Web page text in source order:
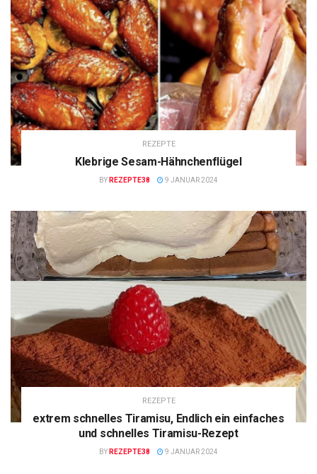
REZEPTE
Klebrige Sesam-Hähnchenflügel
BY REZEPTE38 9 JANUAR 2024
REZEPTE
extrem schnelles Tiramisu, Endlich ein einfaches
und schnelles Tiramisu-Rezept
BY REZEPTE38 9 JANUAR 2024